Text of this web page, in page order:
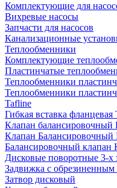
Комплектующие для
Вихревые насосы
Запчасти для насосов
Канализационные
Теплообменники
Комплектующие
Пластинчатые
Теплообменники
Теплообменники
Tafline
Гибкая вставка
Клапан
Клапан Балансировочный
Балансировочный клапан
Дисковые поворотные 3-х
Задвижка с
Затвор дисковый